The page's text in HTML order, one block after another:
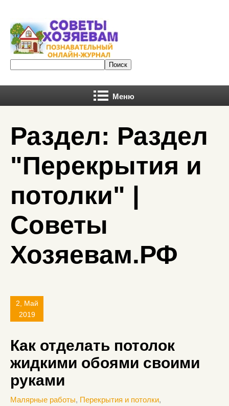
Меню
Раздел: Раздел
"Перекрытия и
потолки" |
Советы
Хозяевам.РФ
2, Май
2019
Как отделать потолок
жидкими обоями своими
руками
Малярные работы, Перекрытия и потолки,